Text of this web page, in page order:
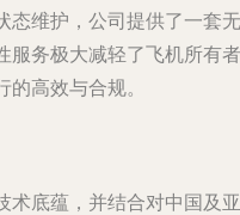
态维护，公司提供了一套无
服务极大减轻了飞机所有者
高效与合规。
术底蕴，并结合对中国及亚